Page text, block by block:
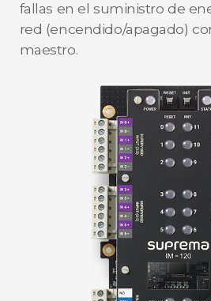
fallas en el suministro de
red (encendido/apagado)
maestro.